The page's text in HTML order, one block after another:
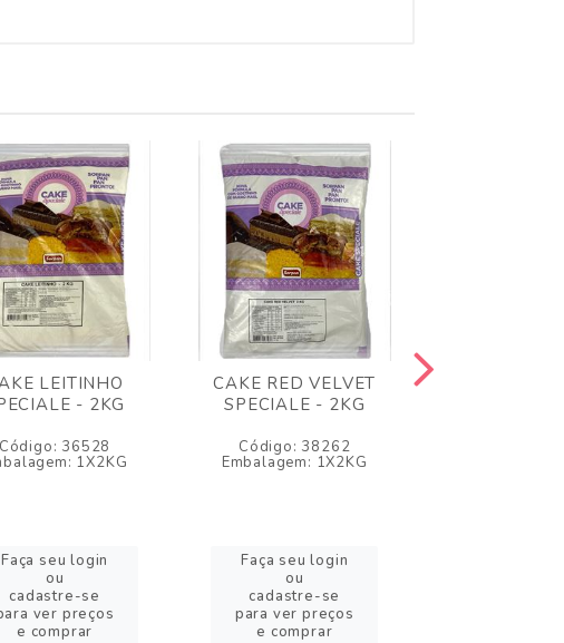
LEITINHO
- 2KG
Código: 36528
1X2KG
Faça seu login
ou
cadastre-se
ver preços
e comprar
CAKE RED VELVET
SPECIALE - 2KG
Código: 38262
Embalagem: 1X2KG
Faça seu login
ou
cadastre-se
para ver preços
e comprar